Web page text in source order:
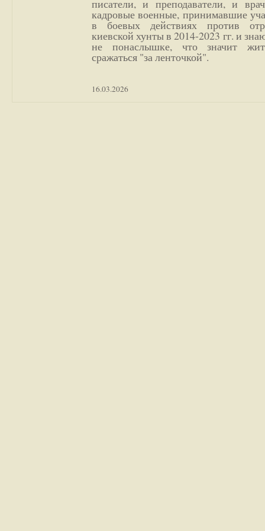
писатели, и преподаватели, и
кадровые военные, принимавшие
в боевых действиях против
киевской хунты в 2014-2023 гг. и
не понаслышке, что значит
сражаться "за ленточкой".
16.03.2026